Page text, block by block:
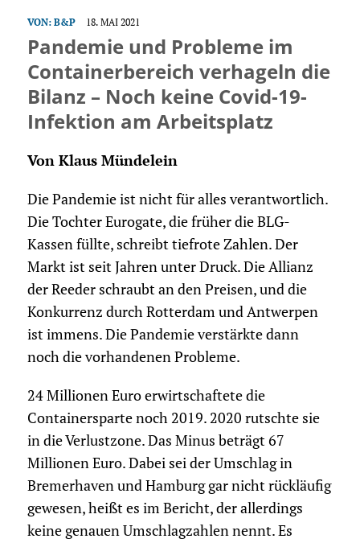
VON: B&P 18. MAI 2021
Pandemie und Probleme im
Containerbereich verhageln die
Bilanz – Noch keine Covid-19-
Infektion am Arbeitsplatz
Von Klaus Mündelein
Die Pandemie ist nicht für alles verantwortlich.
Die Tochter Eurogate, die früher die BLG-
Kassen füllte, schreibt tiefrote Zahlen. Der
Markt ist seit Jahren unter Druck. Die Allianz
der Reeder schraubt an den Preisen, und die
Konkurrenz durch Rotterdam und Antwerpen
ist immens. Die Pandemie verstärkte dann
noch die vorhandenen Probleme.
24 Millionen Euro erwirtschaftete die
Containersparte noch 2019. 2020 rutschte sie
in die Verlustzone. Das Minus beträgt 67
Millionen Euro. Dabei sei der Umschlag in
Bremerhaven und Hamburg gar nicht rückläufig
gewesen, heißt es im Bericht, der allerdings
keine genauen Umschlagzahlen nennt. Es